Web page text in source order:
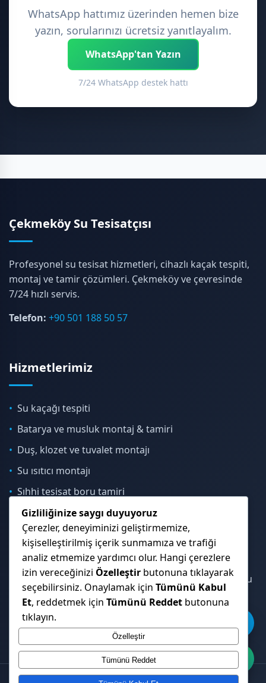
WhatsApp hattımız üzerinden hemen bize
yazın, sorularınızı ücretsiz yanıtlayalım.
WhatsApp'tan Yazın
7/24 WhatsApp destek hattı
Çekmeköy Su Tesisatçısı
Profesyonel su tesisat hizmetleri, cihazlı kaçak tespiti,
montaj ve tamir çözümleri. Çekmeköy ve çevresinde
7/24 hızlı servis.
Telefon: +90 501 188 50 57
Hizmetlerimiz
Su kaçağı tespiti
Batarya ve musluk montaj & tamiri
Duş, klozet ve tuvalet montajı
Su ısıtıcı montajı
Sıhhi tesisat boru tamiri
İletişim & Konum
Çekmeköy, Sancaktepe, Ümraniye ve İstanbul Anadolu
Yakası genelinde hizmet veriyoruz.
Gizliliğinize saygı duyuyoruz
Çerezler, deneyiminizi geliştirmemize,
kişiselleştirilmiş içerik sunmamıza ve trafiği
analiz etmemize yardımcı olur. Hangi çerezlere
izin vereceğinizi Özelleştir butonuna tıklayarak
seçebilirsiniz. Onaylamak için Tümünü Kabul
Et, reddetmek için Tümünü Reddet butonuna
tıklayın.
Özelleştir
Tümünü Reddet